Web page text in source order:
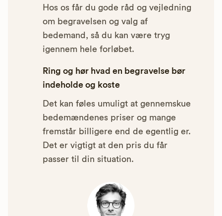
Hos os får du gode råd og vejledning
om begravelsen og valg af
bedemand, så du kan være tryg
igennem hele forløbet.
Ring og hør hvad en begravelse bør
indeholde og koste
Det kan føles umuligt at gennemskue
bedemændenes priser og mange
fremstår billigere end de egentlig er.
Det er vigtigt at den pris du får
passer til din situation.